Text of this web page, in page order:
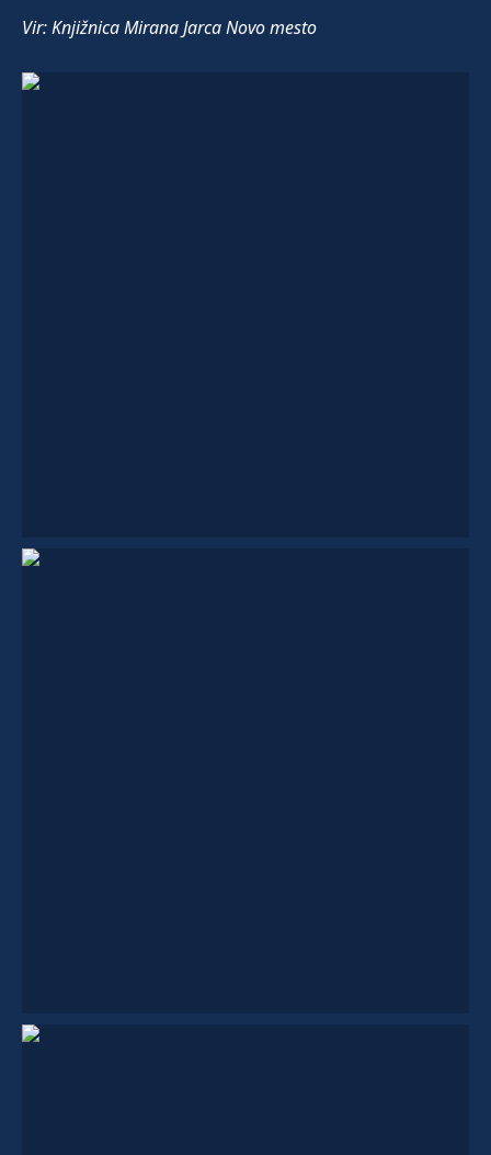
Vir: Knjižnica Mirana Jarca Novo mesto